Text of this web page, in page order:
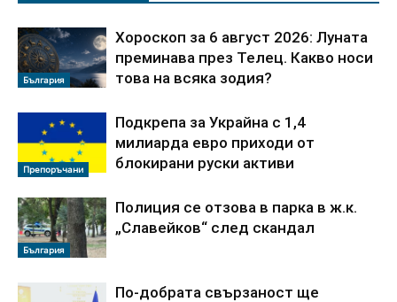
България
Хороскоп за 6 август 2026: Луната
преминава през Телец. Какво носи
това на всяка зодия?
Препоръчани
Подкрепа за Украйна с 1,4
милиарда евро приходи от
блокирани руски активи
България
Полиция се отзова в парка в ж.к.
„Славейков“ след скандал
По‑добрата свързаност ще